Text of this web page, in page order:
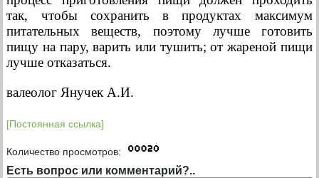
так, чтобы сохранить в продуктах максимум
питательных веществ, поэтому лучше готовить
пищу на пару, варить или тушить; от жареной пищи
лучше отказаться.
валеолог Янучек А.И.
[Постоянная ссылка]
Количество просмотров:
Есть вопрос или комментарий?..